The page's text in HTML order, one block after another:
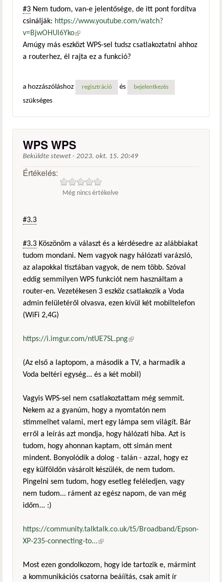
#3 Nem tudom, van-e jelentősége, de itt pont fordítva
csinálják: https://www.youtube.com/watch?
v=BjwOHUl6Yko(külső hivatkozás)
Amúgy más eszközt WPS-sel tudsz csatlakoztatni ahhoz
a routerhez, él rajta ez a funkció?
a hozzászóláshoz regisztráció és bejelentkezés
szükséges
WPS WPS
Beküldte stewet - 2023. okt. 15. 20:49
Értékelés:
Még nincs értékelve
#3.3
#3.3 Köszönöm a választ és a kérdésedre az alábbiakat
tudom mondani. Nem vagyok nagy hálózati varázsló,
az alapokkal tisztában vagyok, de nem több. Szóval
eddig semmilyen WPS funkciót nem használtam a
router-en. Vezetékesen 3 eszköz csatlakozik a Voda
admin felületéről olvasva, ezen kívül két mobiltelefon
(WiFi 2,4G)
https://i.imgur.com/ntUE7SL.png(külső hivatkozás)
(Az első a laptopom, a második a TV, a harmadik a
Voda beltéri egység... és a két mobil)
Vagyis WPS-sel nem csatlakoztattam még semmit.
Nekem az a gyanúm, hogy a nyomtatón nem
stimmelhet valami, mert egy lámpa sem világít. Bár
erről a leírás azt mondja, hogy hálózati hiba. Azt is
tudom, hogy ahonnan kaptam, ott simán ment
mindent. Bonyolódik a dolog - talán - azzal, hogy ez
egy külföldön vásárolt készülék, de nem tudom.
Pingelni sem tudom, hogy esetleg feléledjen, vagy
nem tudom... ráment az egész napom, de van még
időm... :)
https://community.talktalk.co.uk/t5/Broadband/Epson-
XP-235-connecting-to...(külső hivatkozás)
Most ezen gondolkozom, hogy ide tartozik e, mármint
a kommunikációs csatorna beáíítás, csak amit ír